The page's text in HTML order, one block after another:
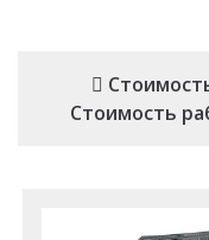
Стоимость